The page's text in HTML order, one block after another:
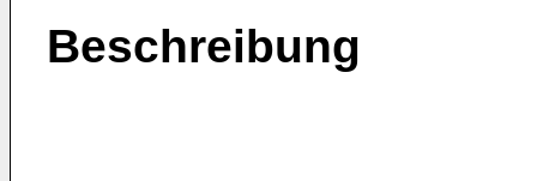
Beschreibung